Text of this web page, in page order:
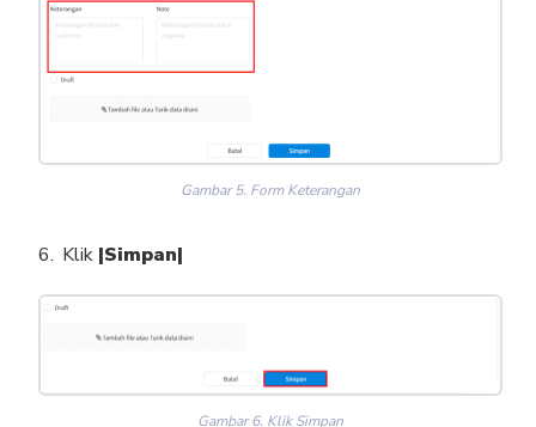
Gambar 5. Form Keterangan
Klik |Simpan|
Gambar 6. Klik Simpan